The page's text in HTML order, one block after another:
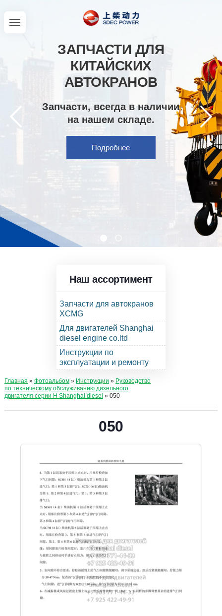
ЗАПЧАСТИ ДЛЯ
КИТАЙСКИХ
АВТОКРАНОВ
Запчасти, всегда в наличии
на нашем складе.
Подробнее
Наш ассортимент
Запчасти для автокранов
XCMG
Для двигателей Shanghai
diesel engine co.ltd
Инструкции по
эксплуатации и ремонту
Главная » Фотоальбом» Инструкции » Руководство
по техническому обслуживанию дизельного
двигателя серии Н Shanghai diesel » 050
050